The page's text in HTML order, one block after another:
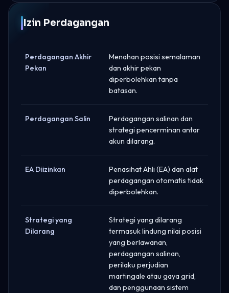
Izin Perdagangan
Perdagangan Akhir
Pekan
Menahan posisi semalaman
dan akhir pekan
diperbolehkan tanpa
batasan.
Perdagangan Salin
Perdagangan salinan dan
strategi pencerminan antar
akun dilarang.
EA Diizinkan
Penasihat Ahli (EA) dan alat
perdagangan otomatis tidak
diperbolehkan.
Strategi yang
Dilarang
Strategi yang dilarang
termasuk lindung nilai posisi
yang berlawanan,
perdagangan salinan,
perilaku perjudian
martingale atau gaya grid,
dan penggunaan sistem